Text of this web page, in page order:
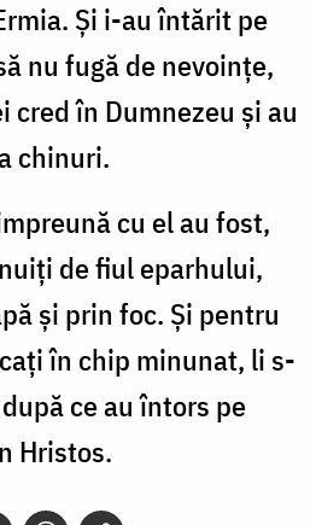
Și i-au întărit pe
nu fugă de nevoințe,
cred în Dumnezeu și au
chinuri.
cu el au fost,
de fiul eparhului,
și prin foc. Și pentru
în chip minunat, li s-
ce au întors pe
Hristos.